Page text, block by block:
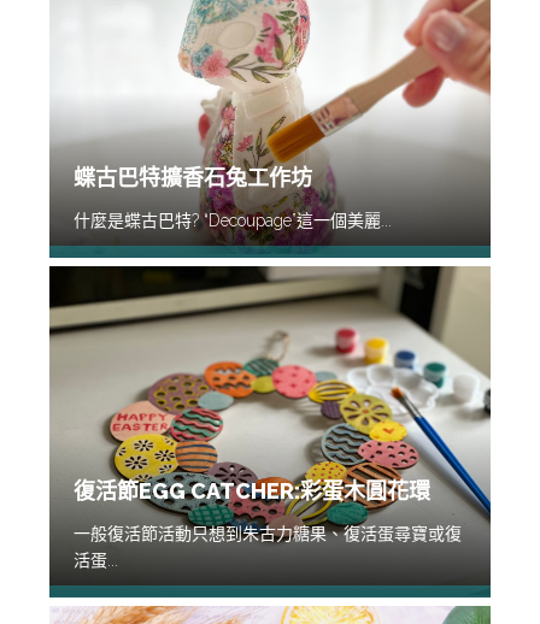
蝶古巴特擴香石兔工作坊
什麼是蝶古巴特? “Decoupage”這一個美麗...
復活節EGG CATCHER:彩蛋木圓花環
一般復活節活動只想到朱古力糖果、復活蛋尋寶或復
活蛋...